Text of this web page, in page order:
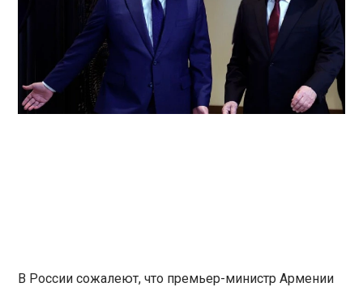
В России сожалеют, что премьер-министр Армении